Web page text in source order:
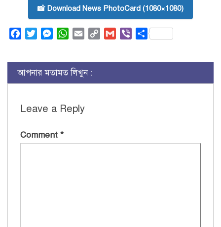
📸 Download News PhotoCard (1080×1080)
FacebookTwitterMessenger
WhatsApp
Email
Copy
Gmail ViberShare
আপনার মতামত লিখুন :
Leave a Reply
Comment *